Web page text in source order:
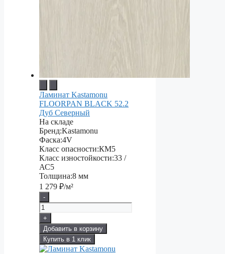
Ламинат Kastamonu
FLOORPAN BLACK 52.2
Дуб Северный
На складе
Бренд:Kastamonu
Фаска:4V
Класс опасности:КМ5
Класс изностойкости:33 /
АС5
Толщина:8 мм
1 279 ₽/м²
-
+
Добавить в корзину
Купить в 1 клик